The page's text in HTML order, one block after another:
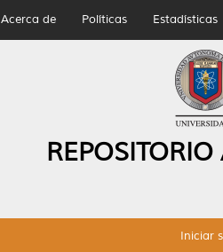
Acerca de Políticas Estadísticas
Iniciar